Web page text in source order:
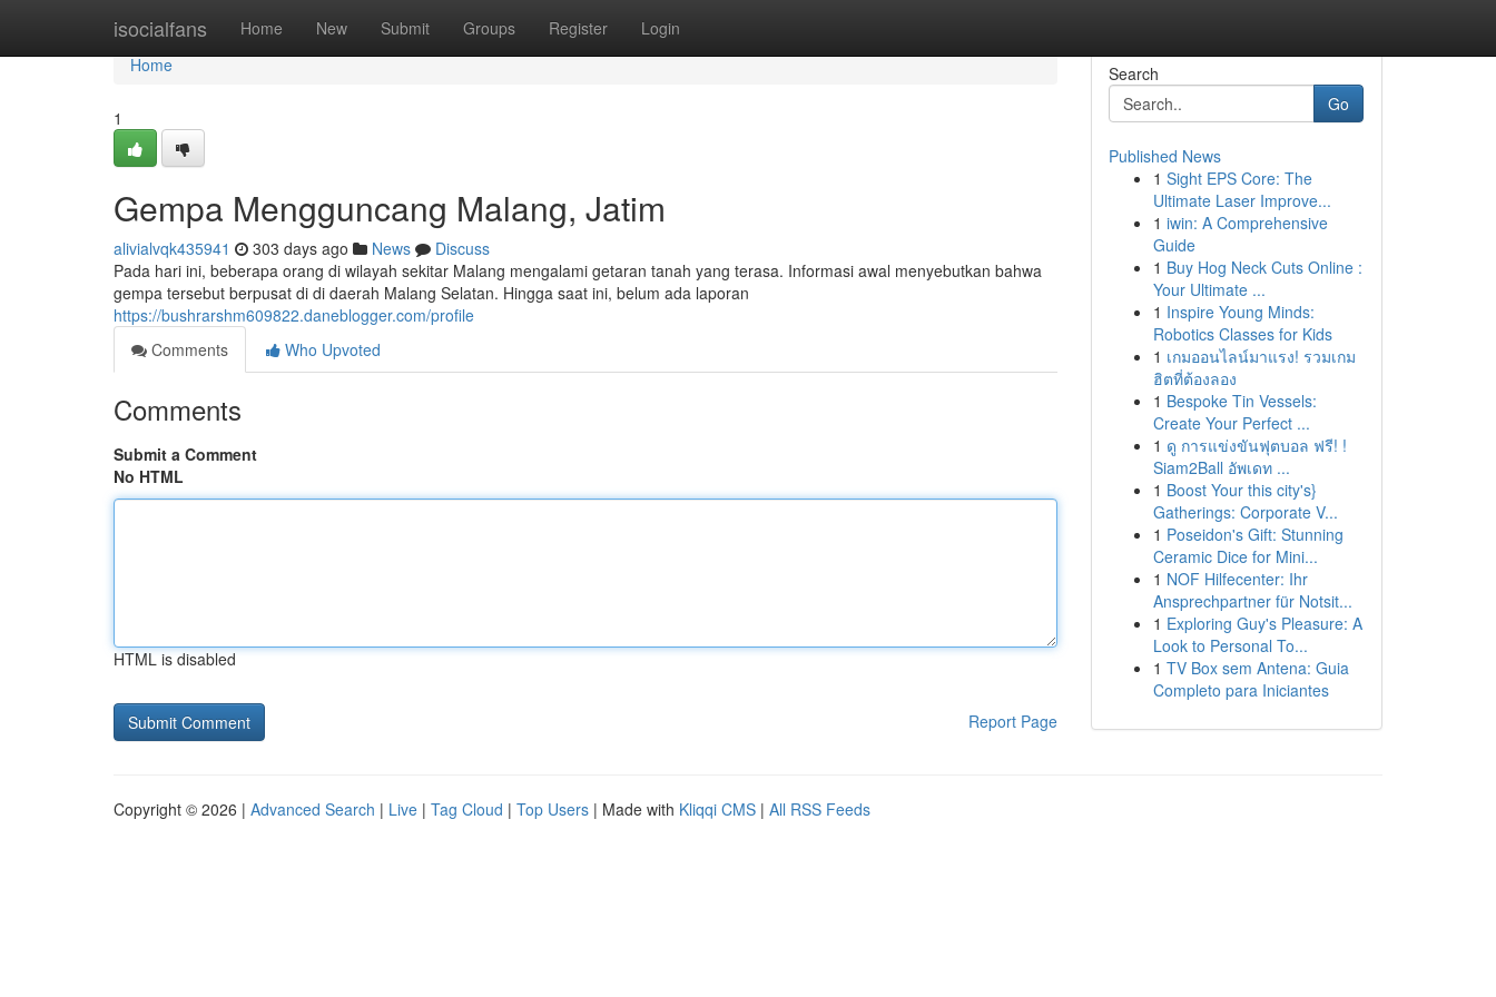
isocialfans Home New Submit Groups Register Login
Home
Home
1
Gempa Mengguncang Malang, Jatim
alivialvqk435941 303 days ago News
Discuss
Pada hari ini, beberapa orang di wilayah sekitar Malang mengalami getaran tanah yang terasa. Informasi awal menyebutkan bahwa
gempa tersebut berpusat di di daerah Malang Selatan. Hingga saat ini, belum ada laporan
https://bushrarshm609822.daneblogger.com/profile
Comments
Who Upvoted
Comments
Submit a Comment
No HTML
HTML is disabled
Report Page
Search
Go
Published News
1 Sight EPS Core: The
Ultimate Laser Improve...
1 iwin: A Comprehensive
Guide
1 Buy Hog Neck Cuts Online :
Your Ultimate ...
1 Inspire Young Minds:
Robotics Classes for Kids
1 เกมออนไลน์มาแรง! รวมเกม
ฮิตที่ต้องลอง
1 Bespoke Tin Vessels:
Create Your Perfect ...
1 ดู การแข่งขันฟุตบอล ฟรี! !
Siam2Ball อัพเดท ...
1 Boost Your this city's}
Gatherings: Corporate V...
1 Poseidon's Gift: Stunning
Ceramic Dice for Mini...
1 NOF Hilfecenter: Ihr
Ansprechpartner für Notsit...
1 Exploring Guy's Pleasure: A
Look to Personal To...
1 TV Box sem Antena: Guia
Completo para Iniciantes
Copyright © 2026 | Advanced Search | Live | Tag Cloud | Top Users | Made with Kliqqi CMS | All RSS Feeds